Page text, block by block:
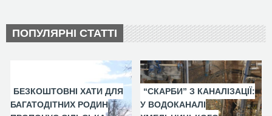
ПОПУЛЯРНІ СТАТТІ
БЕЗКОШТОВНІ ХАТИ ДЛЯ
БАГАТОДІТНИХ РОДИН
“СКАРБИ” З КАНАЛІЗАЦІЇ:
У ВОДОКАНАЛІ